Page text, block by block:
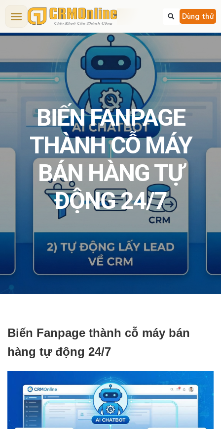
Dùng thử
BIẾN FANPAGE
THÀNH CỖ MÁY
BÁN HÀNG TỰ
ĐỘNG 24/7
Biến Fanpage thành cỗ máy bán
hàng tự động 24/7